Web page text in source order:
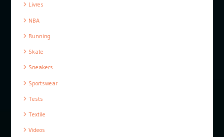
Livres
NBA
Running
Skate
Sneakers
Sportswear
Tests
Textile
Videos